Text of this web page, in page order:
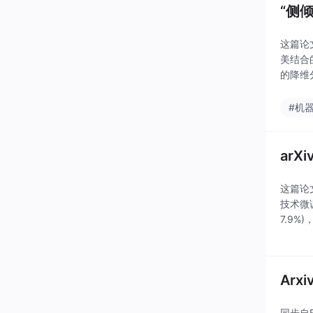
“侧
这篇论
美结合
的降维
果你
#机
这篇论
技术微
7.9%)